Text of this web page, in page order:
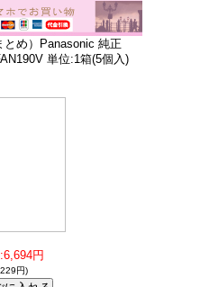
とめ）Panasonic 純正
単位:1箱(5個入)
円
円)